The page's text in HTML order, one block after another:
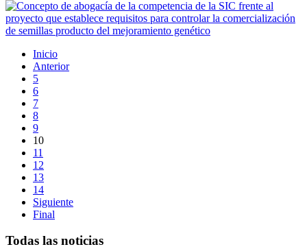
Inicio
Anterior
5
6
7
8
9
10
11
12
13
14
Siguiente
Final
Todas las noticias